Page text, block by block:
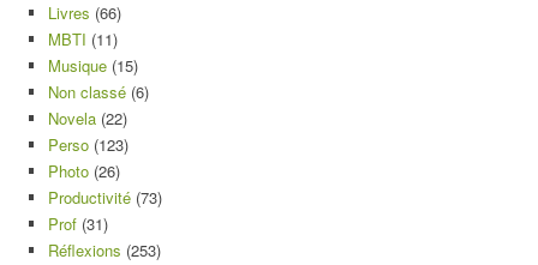
Livres (66)
MBTI (11)
Musique (15)
Non classé (6)
Novela (22)
Perso (123)
Photo (26)
Productivité (73)
Prof (31)
Réflexions (253)